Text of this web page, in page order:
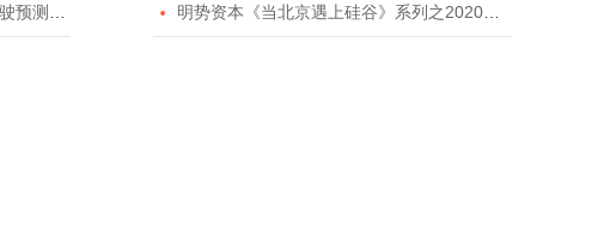
挑战赛  明势资本《当北京遇上硅谷》系列之2020年度开源峰会